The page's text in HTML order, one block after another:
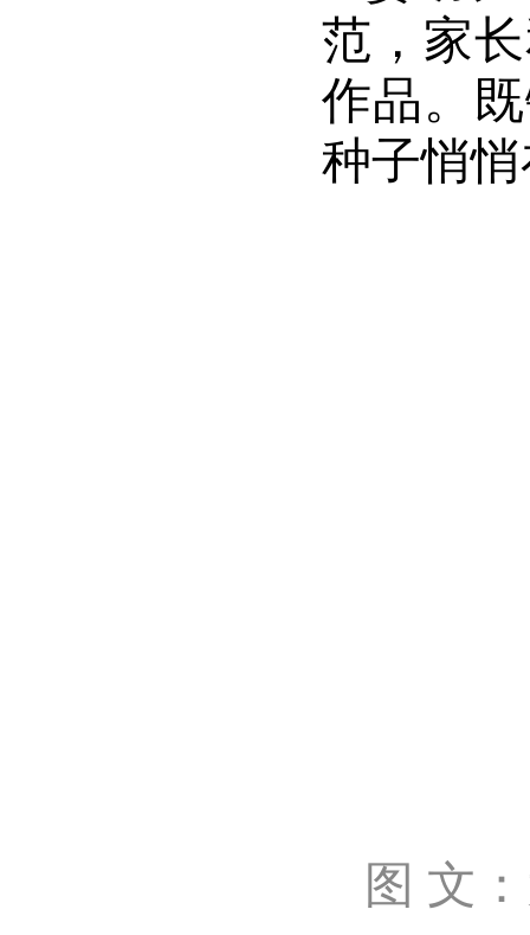
范，家
作品。
种子悄
图 文